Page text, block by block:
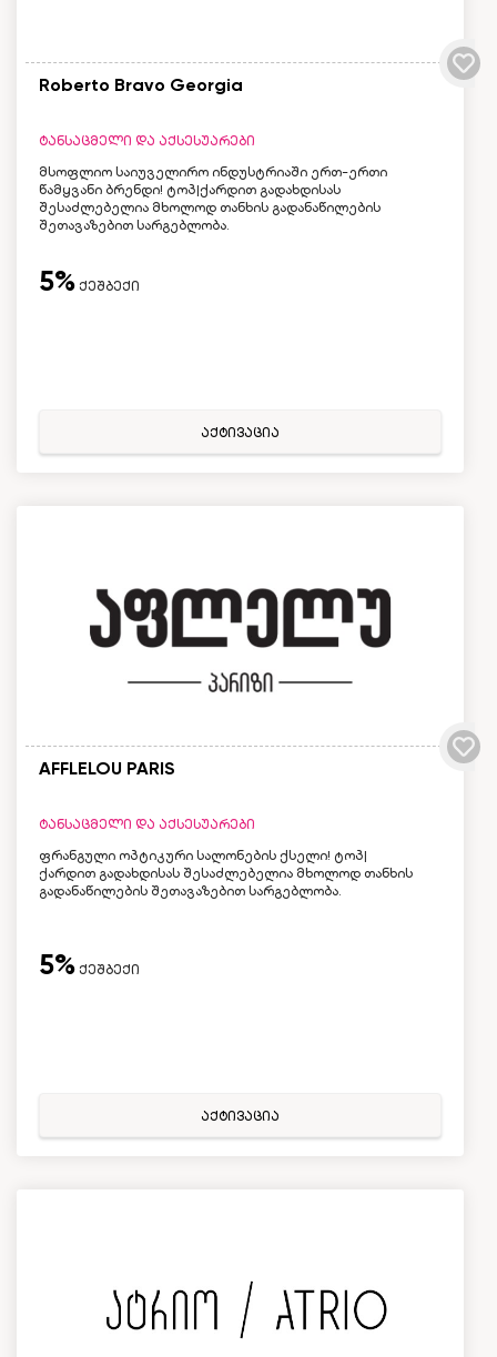
Roberto Bravo Georgia
ტანსაცმელი და აქსესუარები
მსოფლიო საიუველირო ინდუსტრიაში ერთ-ერთი
წამყვანი ბრენდი! ტოპ|ქარდით გადახდისას
შესაძლებელია მხოლოდ თანხის გადანაწილების
შეთავაზებით სარგებლობა.
5% ქეშბექი
აქტივაცია
AFFLELOU PARIS
ტანსაცმელი და აქსესუარები
ფრანგული ოპტიკური სალონების ქსელი! ტოპ|
ქარდით გადახდისას შესაძლებელია მხოლოდ თანხის
გადანაწილების შეთავაზებით სარგებლობა.
5% ქეშბექი
აქტივაცია